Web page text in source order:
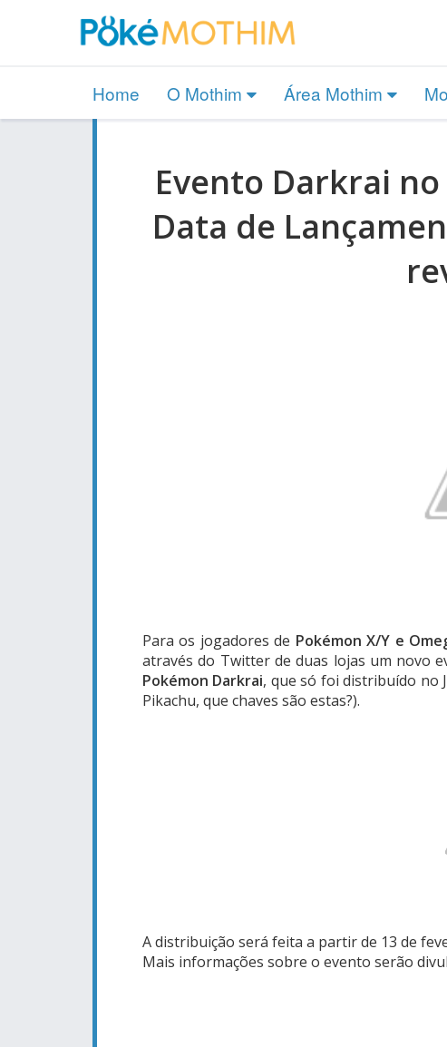
Home O Mothim Área Mothim
Evento Darkrai
Data de
Para os jogadores de Pokémon X/Y e
através do Twitter de duas lojas um novo
Pokémon Darkrai, que só foi distribuído no
Pikachu, que chaves são estas?).
A distribuição será feita a partir de 13 de
Mais informações sobre o evento serão